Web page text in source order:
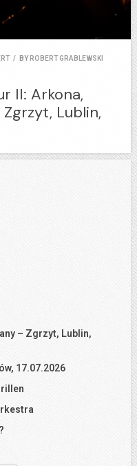
/ BY ROBERT GRABLEWSKI
II: Arkona,
Zgrzyt, Lublin,
– Zgrzyt, Lublin,
17.07.2026